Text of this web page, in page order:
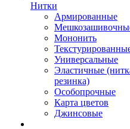
Нитки
Армированные
Мононить
Универсальные
Эластичные
резинка)
Особопрочные
Карта цветов
Джинсовые